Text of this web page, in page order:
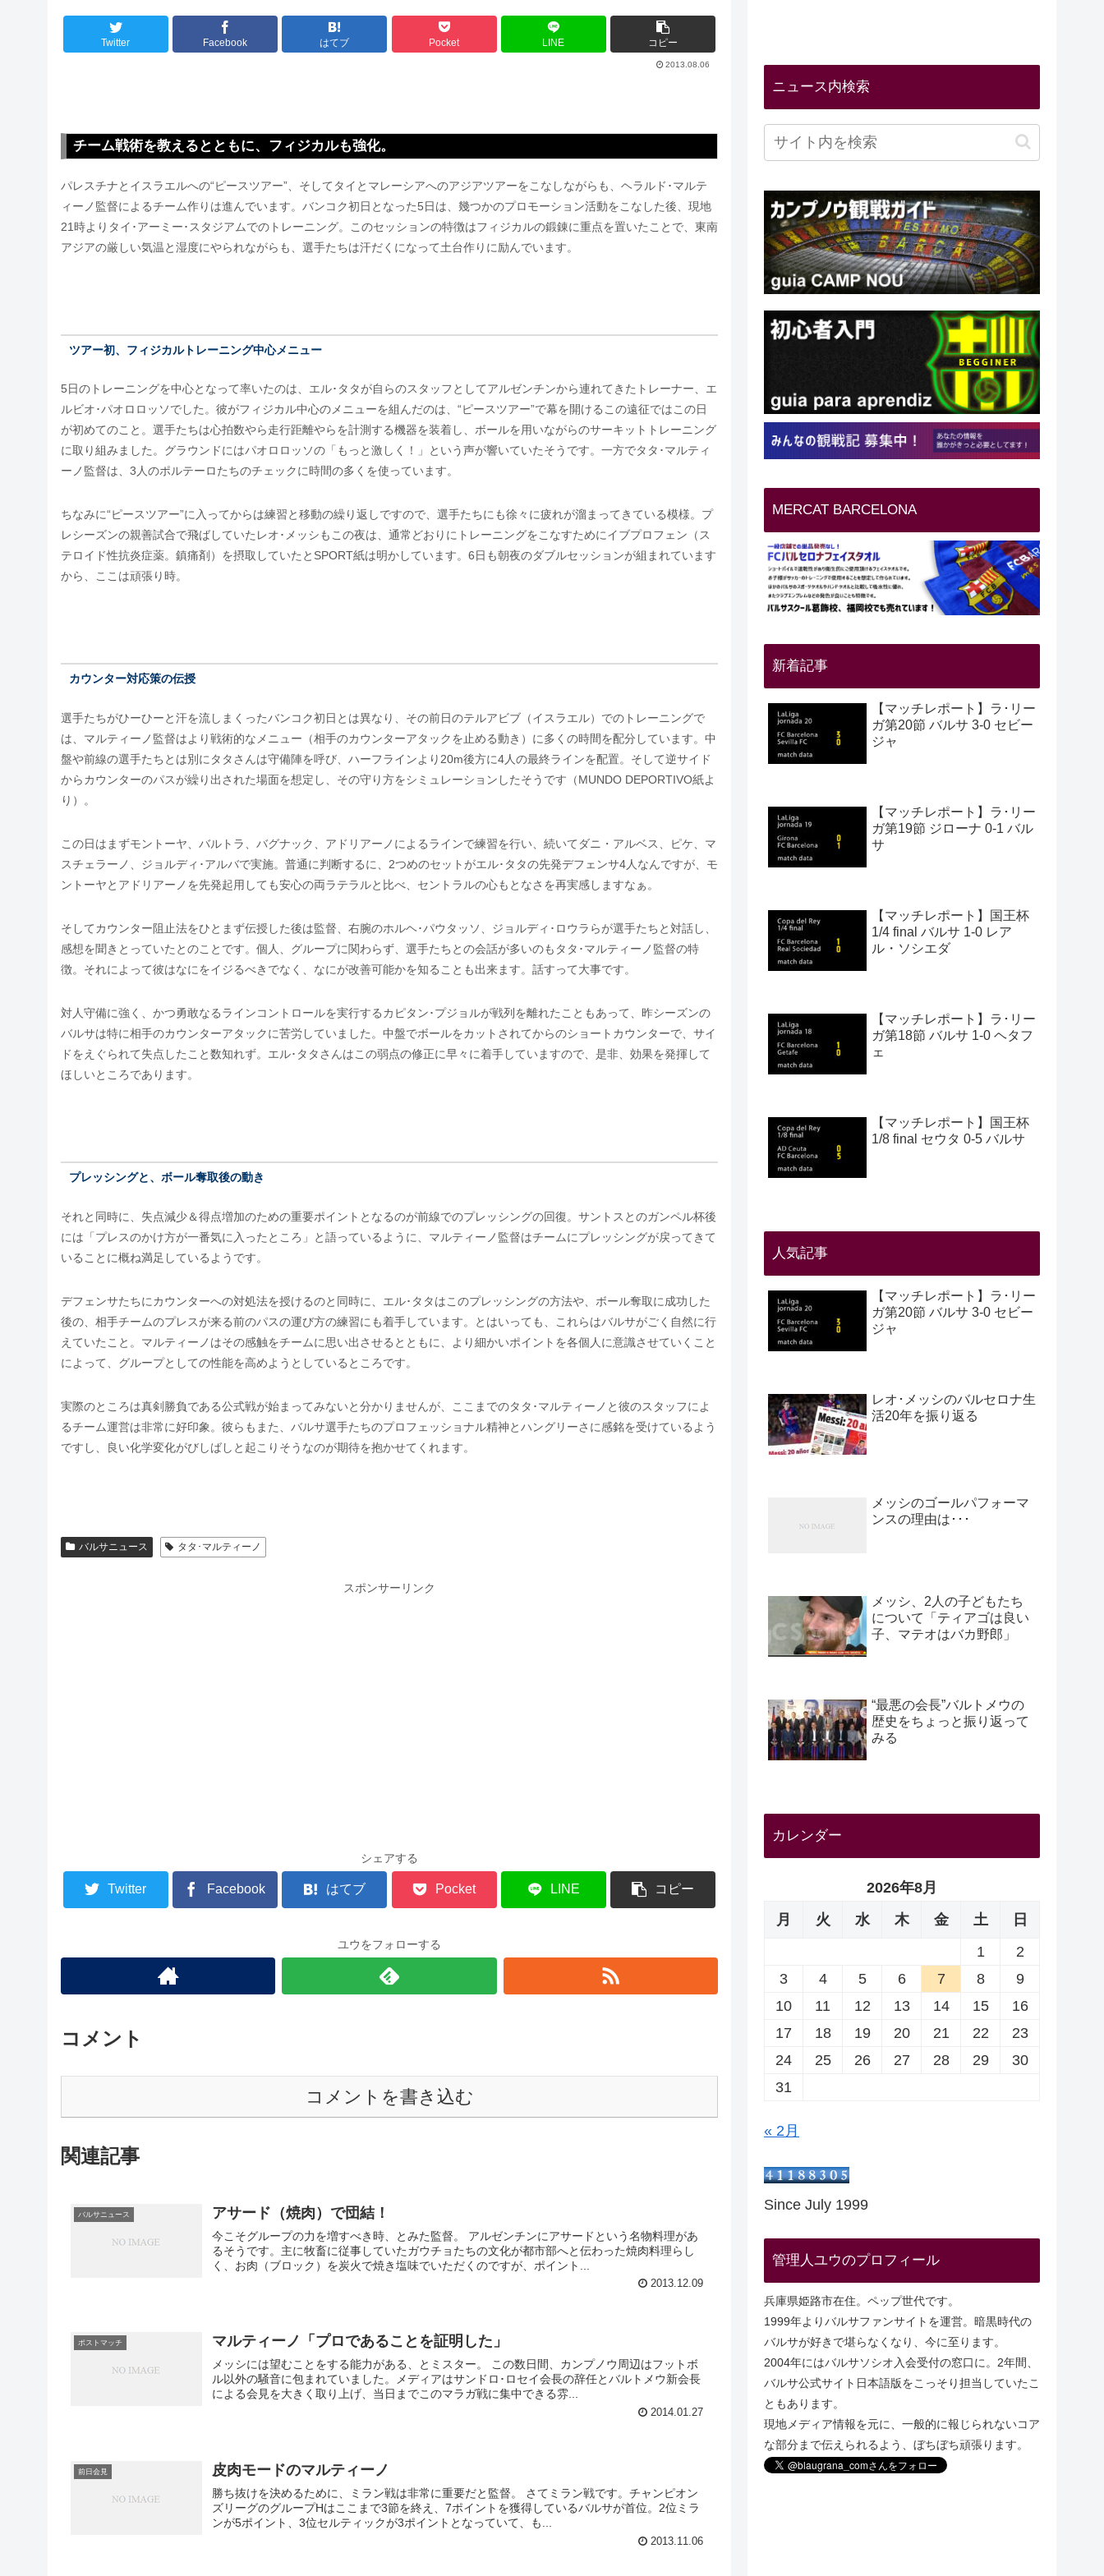
Twitter Facebook はてブ Pocket LINE コピー
2013.08.06
チーム戦術を教えるとともに、フィジカルも強化。
パレスチナとイスラエルへの“ピースツアー”、そしてタイとマレーシアへのアジアツアーをこなしながらも、ヘラルド･マルテ
ィーノ監督によるチーム作りは進んでいます。バンコク初日となった5日は、幾つかのプロモーション活動をこなした後、現地
21時よりタイ･アーミー･スタジアムでのトレーニング。このセッションの特徴はフィジカルの鍛錬に重点を置いたことで、東南
アジアの厳しい気温と湿度にやられながらも、選手たちは汗だくになって土台作りに励んでいます。
ツアー初、フィジカルトレーニング中心メニュー
5日のトレーニングを中心となって率いたのは、エル･タタが自らのスタッフとしてアルゼンチンから連れてきたトレーナー、エ
ルビオ･パオロロッソでした。彼がフィジカル中心のメニューを組んだのは、“ピースツアー”で幕を開けるこの遠征ではこの日
が初めてのこと。選手たちは心拍数やら走行距離やらを計測する機器を装着し、ボールを用いながらのサーキットトレーニング
に取り組みました。グラウンドにはパオロロッソの「もっと激しく！」という声が響いていたそうです。一方でタタ･マルティ
ーノ監督は、3人のポルテーロたちのチェックに時間の多くを使っています。
ちなみに“ピースツアー”に入ってからは練習と移動の繰り返しですので、選手たちにも徐々に疲れが溜まってきている模様。プ
レシーズンの親善試合で飛ばしていたレオ･メッシもこの夜は、通常どおりにトレーニングをこなすためにイブプロフェン（ス
テロイド性抗炎症薬。鎮痛剤）を摂取していたとSPORT紙は明かしています。6日も朝夜のダブルセッションが組まれています
から、ここは頑張り時。
カウンター対応策の伝授
選手たちがひーひーと汗を流しまくったバンコク初日とは異なり、その前日のテルアビブ（イスラエル）でのトレーニングで
は、マルティーノ監督はより戦術的なメニュー（相手のカウンターアタックを止める動き）に多くの時間を配分しています。中
盤や前線の選手たちとは別にタタさんは守備陣を呼び、ハーフラインより20m後方に4人の最終ラインを配置。そして逆サイド
からカウンターのパスが繰り出された場面を想定し、その守り方をシミュレーションしたそうです（MUNDO DEPORTIVO紙よ
り）。
この日はまずモントーヤ、バルトラ、バグナック、アドリアーノによるラインで練習を行い、続いてダニ・アルベス、ピケ、マ
スチェラーノ、ジョルディ･アルバで実施。普通に判断するに、2つめのセットがエル･タタの先発デフェンサ4人なんですが、モ
ントーヤとアドリアーノを先発起用しても安心の両ラテラルと比べ、セントラルの心もとなさを再実感しますなぁ。
そしてカウンター阻止法をひとまず伝授した後は監督、右腕のホルヘ･パウタッソ、ジョルディ･ロウラらが選手たちと対話し、
感想を聞きとっていたとのことです。個人、グループに関わらず、選手たちとの会話が多いのもタタ･マルティーノ監督の特
徴。それによって彼はなにをイジるべきでなく、なにが改善可能かを知ることも出来ます。話すって大事です。
対人守備に強く、かつ勇敢なるラインコントロールを実行するカピタン･プジョルが戦列を離れたこともあって、昨シーズンの
バルサは特に相手のカウンターアタックに苦労していました。中盤でボールをカットされてからのショートカウンターで、サイ
ドをえぐられて失点したこと数知れず。エル･タタさんはこの弱点の修正に早々に着手していますので、是非、効果を発揮して
ほしいところであります。
プレッシングと、ボール奪取後の動き
それと同時に、失点減少＆得点増加のための重要ポイントとなるのが前線でのプレッシングの回復。サントスとのガンペル杯後
には「プレスのかけ方が一番気に入ったところ」と語っているように、マルティーノ監督はチームにプレッシングが戻ってきて
いることに概ね満足しているようです。
デフェンサたちにカウンターへの対処法を授けるのと同時に、エル･タタはこのプレッシングの方法や、ボール奪取に成功した
後の、相手チームのプレスが来る前のパスの運び方の練習にも着手しています。とはいっても、これらはバルサがごく自然に行
えていたこと。マルティーノはその感触をチームに思い出させるとともに、より細かいポイントを各個人に意識させていくこと
によって、グループとしての性能を高めようとしているところです。
実際のところは真剣勝負である公式戦が始まってみないと分かりませんが、ここまでのタタ･マルティーノと彼のスタッフによ
るチーム運営は非常に好印象。彼らもまた、バルサ選手たちのプロフェッショナル精神とハングリーさに感銘を受けているよう
ですし、良い化学変化がびしばしと起こりそうなのが期待を抱かせてくれます。
バルサニュース タタ･マルティーノ
スポンサーリンク
シェアする
Twitter Facebook はてブ Pocket LINE コピー
ユウをフォローする
コメント
コメントを書き込む
関連記事
バルサニュース アサード（焼肉）で団結！
今こそグループの力を増すべき時、とみた監督。 アルゼンチンにアサードという名物料理があ
るそうです。主に牧畜に従事していたガウチョたちの文化が都市部へと伝わった焼肉料理らし
く、お肉（ブロック）を炭火で焼き塩味でいただくのですが、ポイント...
2013.12.09
ポストマッチ マルティーノ「プロであることを証明した」
メッシには望むことをする能力がある、とミスター。 この数日間、カンプノウ周辺はフットボ
ル以外の騒音に包まれていました。メディアはサンドロ･ロセイ会長の辞任とバルトメウ新会長
による会見を大きく取り上げ、当日までこのマラガ戦に集中できる雰...
2014.01.27
前日会見 皮肉モードのマルティーノ
勝ち抜けを決めるために、ミラン戦は非常に重要だと監督。 さてミラン戦です。チャンピオン
ズリーグのグループHはここまで3節を終え、7ポイントを獲得しているバルサが首位。2位ミラ
ンが5ポイント、3位セルティックが3ポイントとなっていて、も...
2013.11.06
ニュース内検索
MERCAT BARCELONA
新着記事
【マッチレポート】ラ･リー
ガ第20節 バルサ 3-0 セビー
ジャ
【マッチレポート】ラ･リー
ガ第19節 ジローナ 0-1 バル
サ
【マッチレポート】国王杯
1/4 final バルサ 1-0 レア
ル・ソシエダ
【マッチレポート】ラ･リー
ガ第18節 バルサ 1-0 ヘタフ
ェ
【マッチレポート】国王杯
1/8 final セウタ 0-5 バルサ
人気記事
【マッチレポート】ラ･リー
ガ第20節 バルサ 3-0 セビー
ジャ
レオ･メッシのバルセロナ生
活20年を振り返る
メッシのゴールパフォーマ
ンスの理由は･･･
メッシ、2人の子どもたち
について「ティアゴは良い
子、マテオはバカ野郎」
“最悪の会長”バルトメウの
歴史をちょっと振り返って
みる
カレンダー
2026年8月
月
火 水 木 金 土
日
1
2
3
4 5 6 7 8
9
10
11 12 13 14 15
16
17
18 19 20 21 22
23
24
25 26 27 28 29
30
31
« 2月
Since July 1999
管理人ユウのプロフィール
兵庫県姫路市在住。ペップ世代です。
1999年よりバルサファンサイトを運営。暗黒時代の
バルサが好きで堪らなくなり、今に至ります。
2004年にはバルサソシオ入会受付の窓口に。2年間、
バルサ公式サイト日本語版をこっそり担当していたこ
ともあります。
現地メディア情報を元に、一般的に報じられないコア
な部分まで伝えられるよう、ぼちぼち頑張ります。